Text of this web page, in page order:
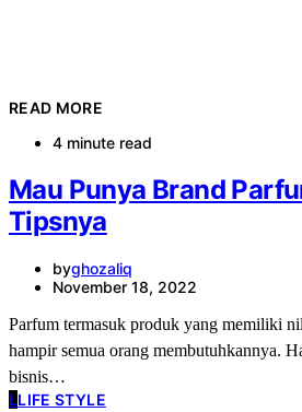
READ MORE
4 minute read
Mau Punya Brand
Tipsnya
byghozaliq
November 18, 2022
Parfum termasuk produk yang memiliki
hampir semua orang membutuhkannya.
bisnis…
LLIFE STYLE